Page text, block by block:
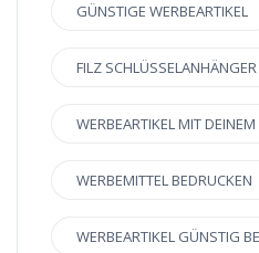
GÜNSTIGE WERBEARTIKEL
FILZ
WERBEARTIKEL MIT
WERBEMITTEL BEDRUCKEN
WERBEARTIKEL GÜNSTIG